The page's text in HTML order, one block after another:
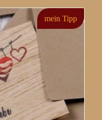
mein Tipp